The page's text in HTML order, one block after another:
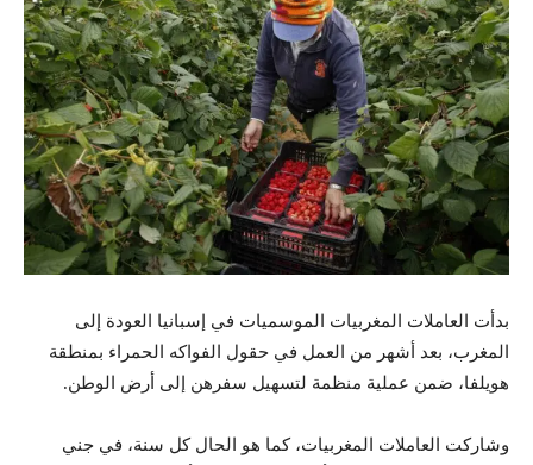
بدأت العاملات المغربيات الموسميات في إسبانيا العودة إلى
المغرب، بعد أشهر من العمل في حقول الفواكه الحمراء بمنطقة
هويلفا، ضمن عملية منظمة لتسهيل سفرهن إلى أرض الوطن.
وشاركت العاملات المغربيات، كما هو الحال كل سنة، في جني